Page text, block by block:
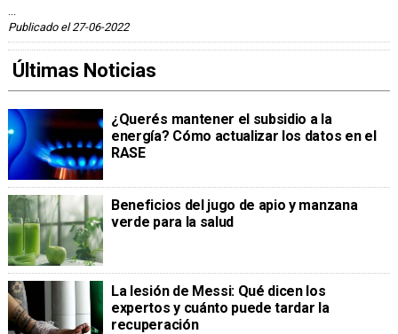
Publicado el 27-06-2022
Últimas Noticias
¿Querés mantener el subsidio a la
energía? Cómo actualizar los datos en el
RASE
Beneficios del jugo de apio y manzana
verde para la salud
La lesión de Messi: Qué dicen los
expertos y cuánto puede tardar la
recuperación